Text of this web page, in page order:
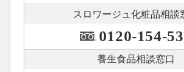
スロワージュ化粧品相談
0120-154-
養生食品相談窓口